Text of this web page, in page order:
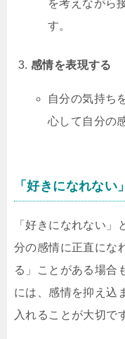
を考えながら
す。
感情を表現する
自分の気持ち
心して自分の
「好きになれな
「好きになれない」
分の感情に正直にな
る」ことがある場合
には、感情を抑え込
入れることが大切で